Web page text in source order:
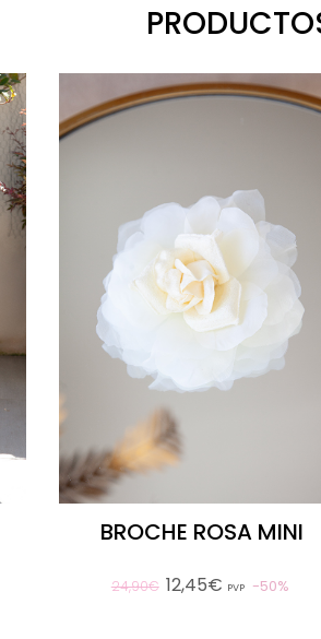
BROCHE ROSA MINI
24,90€ 12,45€ PVP 50%